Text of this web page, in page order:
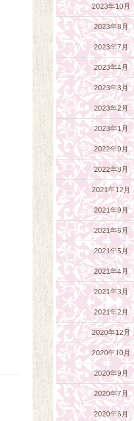
2023年10月
2023年8月
2023年7月
2023年4月
2023年3月
2023年2月
2023年1月
2022年9月
2022年8月
2021年12月
2021年9月
2021年6月
2021年5月
2021年4月
2021年3月
2021年2月
2020年12月
2020年10月
2020年9月
2020年7月
2020年6月